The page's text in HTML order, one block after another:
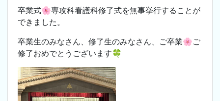
卒業式🌸専攻科看護科修了式を無事挙行することが
できました。
卒業生のみなさん、修了生のみなさん、ご卒業🌸ご
修了おめでとうございます🍀